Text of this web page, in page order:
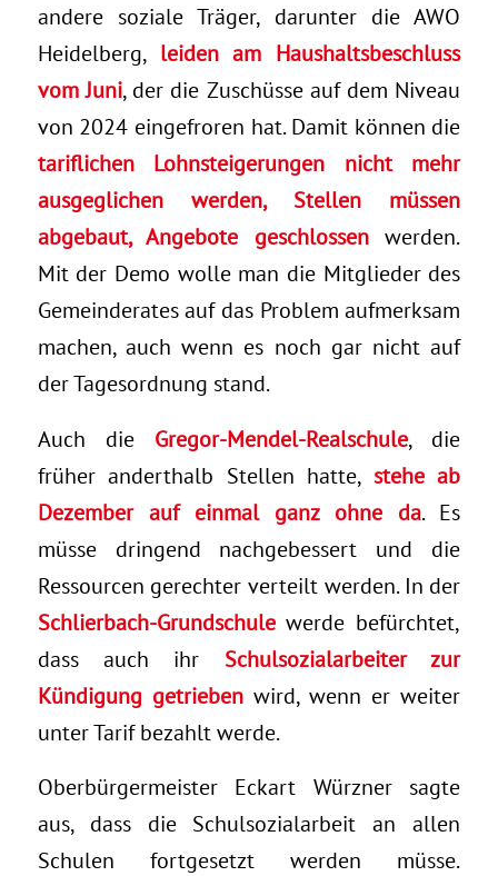
andere soziale Träger, darunter die AWO
Heidelberg, leiden am Haushaltsbeschluss
vom Juni, der die Zuschüsse auf dem Niveau
von 2024 eingefroren hat. Damit können die
tariflichen Lohnsteigerungen nicht mehr
ausgeglichen werden, Stellen müssen
abgebaut, Angebote geschlossenwerden.
Mit der Demo wolle man die Mitglieder des
Gemeinderates auf das Problem aufmerksam
machen, auch wenn es noch gar nicht auf
der Tagesordnung stand.
Auch die Gregor-Mendel-Realschule, die
früher anderthalb Stellen hatte, stehe ab
Dezember auf einmal ganz ohne da. Es
müsse dringend nachgebessert und die
Ressourcen gerechter verteilt werden. In der
Schlierbach-Grundschulewerde befürchtet,
dass auch ihr Schulsozialarbeiter zur
Kündigung getriebenwird, wenn er weiter
unter Tarif bezahlt werde.
Oberbürgermeister Eckart Würzner sagte
aus, dass die Schulsozialarbeit an allen
Schulen fortgesetzt werden müsse.